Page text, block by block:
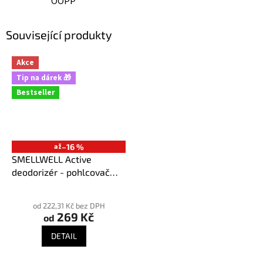
Související produkty
Akce
Tip na dárek 🎁
Bestseller
až–16 %
SMELLWELL Active
deodorizér - pohlcovač
hodnocení
produktu
od 222,31 Kč bez DPH
od 269 Kč
DETAIL